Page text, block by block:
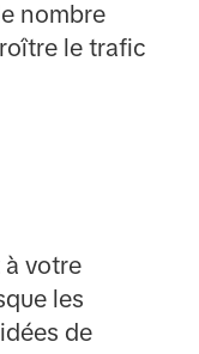
nombre
le trafic
votre
les
de